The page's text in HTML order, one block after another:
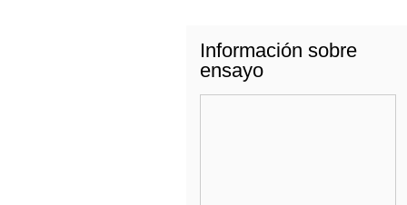
Información sobre
ensayo